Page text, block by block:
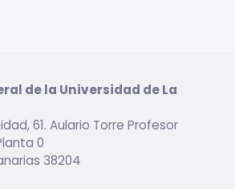
de la Universidad de La
61. Aulario Torre Profesor
0
38204